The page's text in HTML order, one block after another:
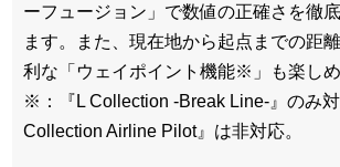
ーフュージョン」で数値の正確さを徹
ます。また、現在地から起点までの距
利な「ウェイポイント機能※」も楽しめ
※：『L Collection -Break Line-』のみ
Collection Airline Pilot』は非対応。